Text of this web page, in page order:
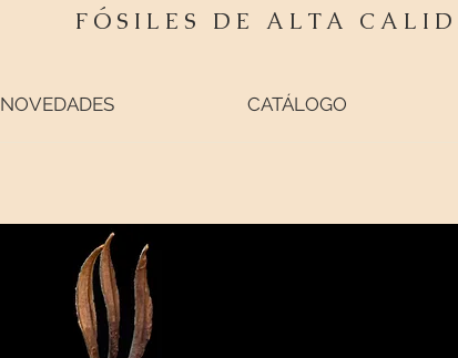
FÓSILES DE ALTA
NOVEDADES CATÁLOGO